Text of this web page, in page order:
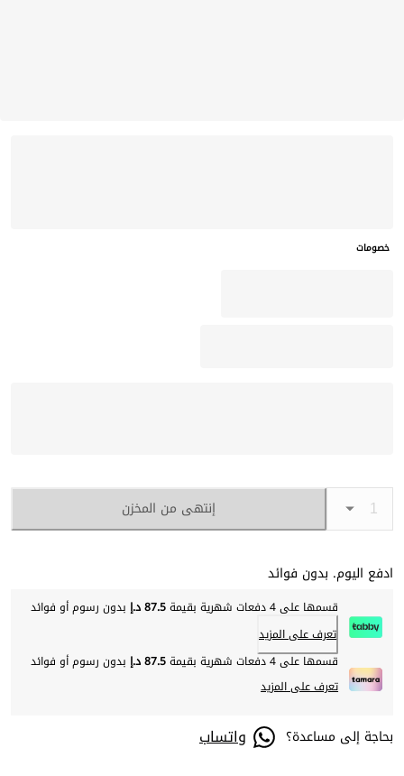
خصومات
إنتهى من المخزن
ادفع اليوم. بدون فوائد
قسمها على 4 دفعات شهرية بقيمة 87.5 د.إ
بدون رسوم أو فوائد
تعرف على المزيد
قسمها على 4 دفعات شهرية بقيمة
87.5 د.إ
بدون رسوم أو فوائد
تعرف على المزيد
بحاجة إلى مساعدة؟ واتساب